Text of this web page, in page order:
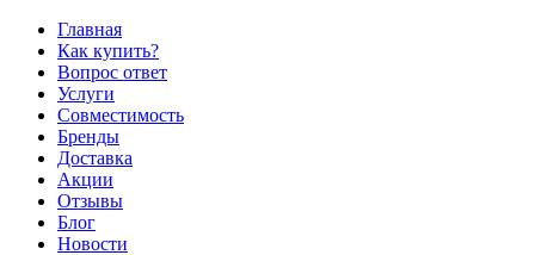
Главная
Как купить?
Вопрос ответ
Услуги
Совместимость
Бренды
Доставка
Акции
Отзывы
Блог
Новости